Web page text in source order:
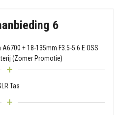
6
+ 18-135mm F3.5-5.6 E OSS
(Zomer Promotie)
Tas